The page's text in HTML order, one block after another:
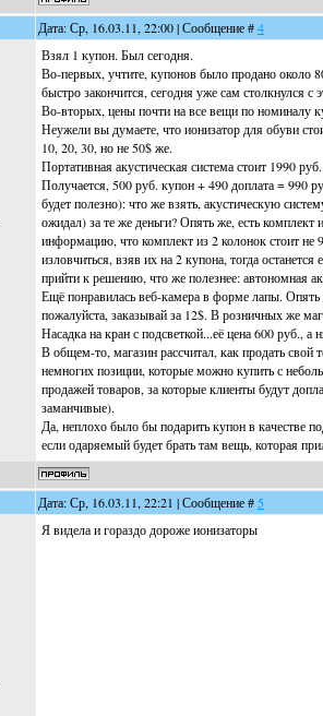
Дата: Ср, 16.03.11, 22:00 | Сообщение #4
Взял 1 купон. Был сегодня.
Во-первых, учтите, купонов было продано около
быстро закончится, сегодня уже сам столкнулся с
Во-вторых, цены почти на все вещи по номиналу
Неужели вы думаете, что ионизатор для обуви
10, 20, 30, но не 50$ же.
Портативная акустическая система стоит 1990
Получается, 500 руб. купон + 490 доплата = 990
будет полезно): что же взять, акустическую
ожидал) за те же деньги? Опять же, есть
информацию, что комплект из 2 колонок стоит
изловчиться, взяв их на 2 купона, тогда
прийти к решению, что же полезнее: автономная
Ещё понравилась веб-камера в форме лапы. Опять
пожалуйста, заказывай за 12$. В розничных же
Насадка на кран с подсветкой...её цена 600 руб., а
В общем-то, магазин рассчитал, как продать свой
немногих позиции, которые можно купить с
продажей товаров, за которые клиенты будут
заманчивые).
Да, неплохо было бы подарить купон в качестве
если одаряемый будет брать там вещь, которая
Дата: Ср, 16.03.11, 22:21 | Сообщение # 5
Я видела и гораздо дороже ионизаторы